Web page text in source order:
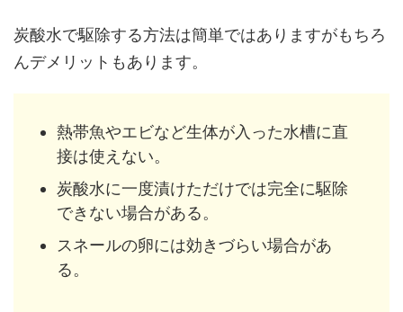
炭酸水で駆除する方法は簡単ではありますがもちろ
んデメリットもあります。
熱帯魚やエビなど生体が入った水槽に直
接は使えない。
炭酸水に一度漬けただけでは完全に駆除
できない場合がある。
スネールの卵には効きづらい場合があ
る。